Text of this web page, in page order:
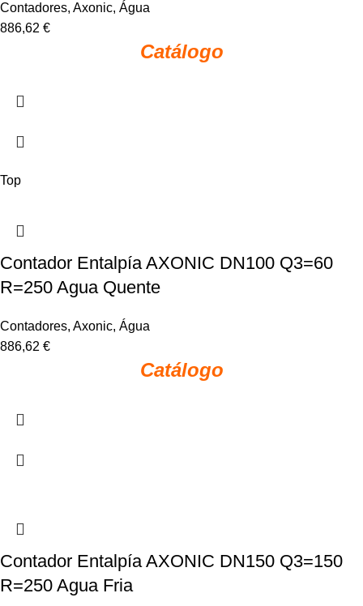
Contadores, Axonic, Água
886,62 €
Catálogo
Top
Contador Entalpía AXONIC DN100 Q3=60
R=250 Agua Quente
Contadores, Axonic, Água
886,62 €
Catálogo
Contador Entalpía AXONIC DN150 Q3=150
R=250 Agua Fria